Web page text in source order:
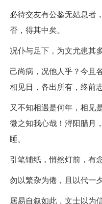
必待交友有公鉴无姑息者
否，得其中矣。
况仆与足下，为文尤患其多
己尚病，况他人乎？今且
相见日，各出所有，终前志
又不知相遇是何年，相见
微之知我心哉！浔阳腊月
睡。
引笔铺纸，悄然灯前，有
勿以繁杂为倦，且以代一
居易自叙如此，文士以为信